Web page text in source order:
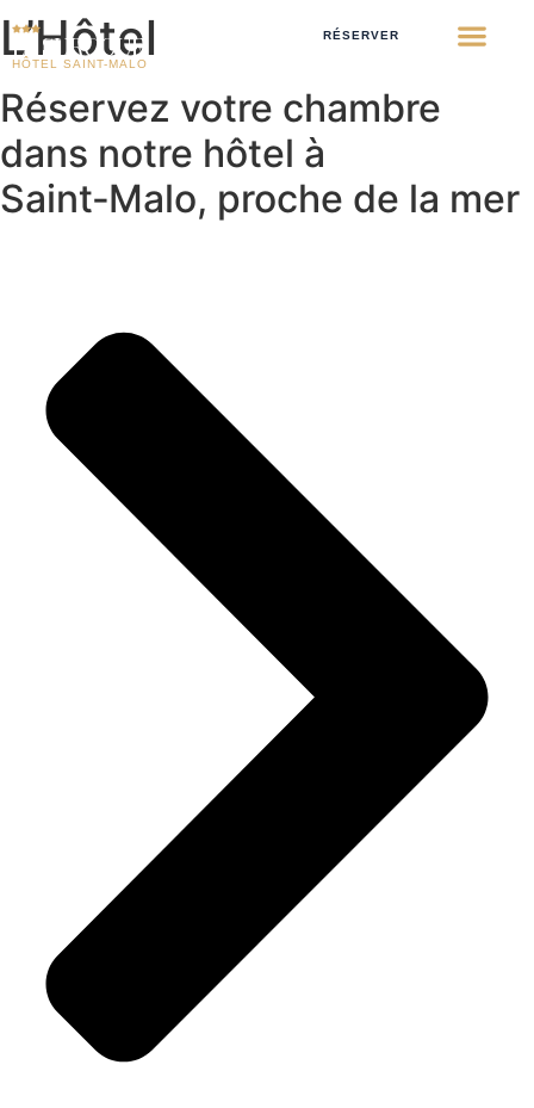
LE SURCOUF
HÔTEL SAINT-MALO
RÉSERVER
L’Hôtel
Réservez votre chambre
dans notre hôtel à
Saint‑Malo, proche de la mer